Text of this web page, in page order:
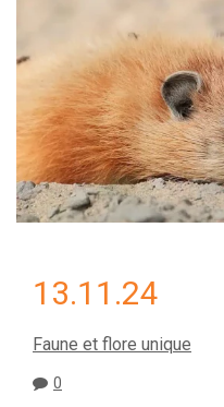
13.11.24
Faune et flore unique
0